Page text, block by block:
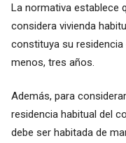
La normativa establece
considera vivienda
constituya su
menos, tres años.
Además, para
residencia habitual del
debe ser habitada de